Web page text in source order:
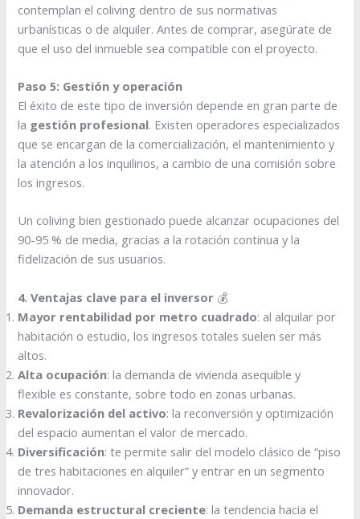
contemplan el coliving dentro de sus normativas
urbanísticas o de alquiler. Antes de comprar, asegúrate de
que el uso del inmueble sea compatible con el proyecto.
Paso 5: Gestión y operación
El éxito de este tipo de inversión depende en gran parte de
la gestión profesional. Existen operadores especializados
que se encargan de la comercialización, el mantenimiento y
la atención a los inquilinos, a cambio de una comisión sobre
los ingresos.
Un coliving bien gestionado puede alcanzar ocupaciones del
90-95 % de media, gracias a la rotación continua y la
fidelización de sus usuarios.
4. Ventajas clave para el inversor 💰
Mayor rentabilidad por metro cuadrado: al alquilar por
habitación o estudio, los ingresos totales suelen ser más
altos.
Alta ocupación: la demanda de vivienda asequible y
flexible es constante, sobre todo en zonas urbanas.
Revalorización del activo: la reconversión y optimización
del espacio aumentan el valor de mercado.
Diversificación: te permite salir del modelo clásico de “piso
de tres habitaciones en alquiler” y entrar en un segmento
innovador.
Demanda estructural creciente: la tendencia hacia el